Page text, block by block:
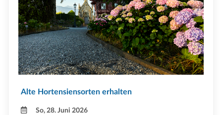
Alte Hortensiensorten erhalten
So, 28. Juni 2026